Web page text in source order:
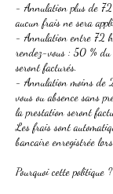
- Annulation plus de
aucun frais ne sera
- Annulation entre 72
rendez-vous : 50 % du
seront facturés.
- Annulation moins de
vous ou absence sans
la prestation seront
Les frais sont
bancaire enregistrée
Pourquoi cette politique ?